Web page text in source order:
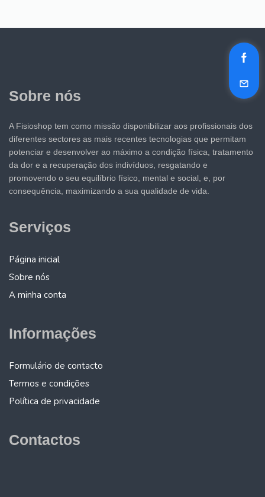
Sobre nós
A Fisioshop tem como missão disponibilizar aos profissionais dos
diferentes sectores as mais recentes tecnologias que permitam
potenciar e desenvolver ao máximo a condição física, tratamento
da dor e a recuperação dos indivíduos, resgatando e
promovendo o seu equilíbrio físico, mental e social, e, por
consequência, maximizando a sua qualidade de vida.
Serviços
Página inicial
Sobre nós
A minha conta
Informações
Formulário de contacto
Termos e condições
Política de privacidade
Contactos